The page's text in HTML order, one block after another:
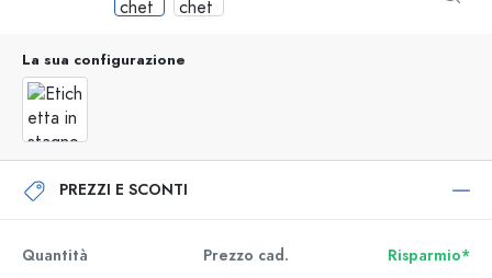
La sua configurazione
PREZZI E SCONTI
Quantità Prezzo cad.
Risparmio*